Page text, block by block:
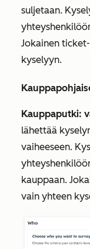
suljetaan.
Jokainen
kyselyyn.
Kauppaputki:
lähettää
vaiheeseen.
kauppaan.
vain yhteen